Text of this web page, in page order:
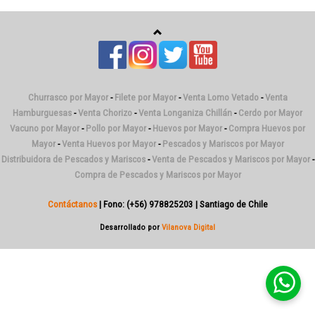
Churrasco por Mayor- Filete por Mayor-Venta Lomo Vetado-Venta
Hamburguesas -Venta Chorizo -Venta Longaniza Chillán - Cerdo por Mayor
Vacuno por Mayor - Pollo por Mayor - Huevos por Mayor - Compra Huevos por
Mayor-Venta Huevos por Mayor- Pescados y Mariscos por Mayor
Distribuidora de Pescados y Mariscos-Venta de Pescados y Mariscos por Mayor-
Compra de Pescados y Mariscos por Mayor
Contáctanos| Fono: (+56) 978825203 | Santiago de Chile
Desarrollado por Vilanova Digital